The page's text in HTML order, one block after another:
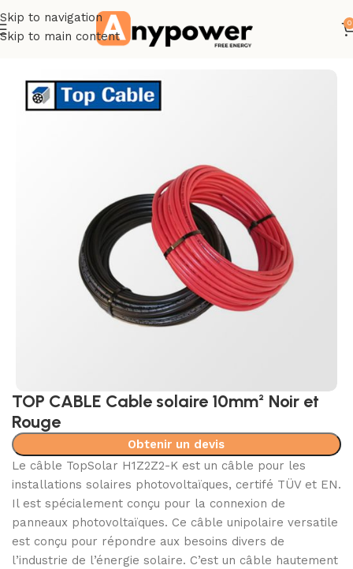
Skip to navigation
Skip to main content
0
TOP CABLE Cable solaire 10mm² Noir et
Rouge
Obtenir un devis
Le câble TopSolar H1Z2Z2-K est un câble pour les
installations solaires photovoltaïques, certifé TÜV et EN.
Il est spécialement conçu pour la connexion de
panneaux photovoltaïques. Ce câble unipolaire versatile
est conçu pour répondre aux besoins divers de
l’industrie de l’énergie solaire. C’est un câble hautement